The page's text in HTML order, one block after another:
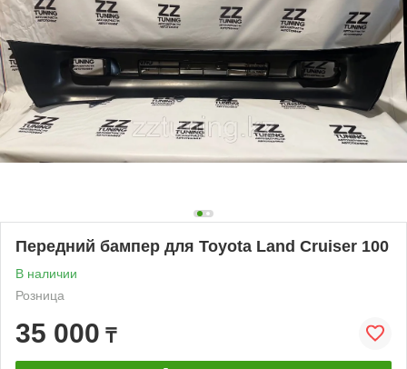
Передний бампер для Toyota Land Cruiser 100
В наличии
Розница
35 000 ₸